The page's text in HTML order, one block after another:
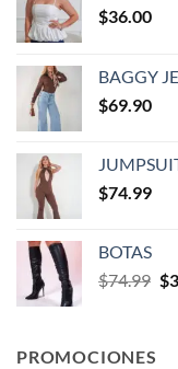
$36.00
BAGGY
$69.90
$74.99
BOTAS
$74.99 $
PROMOCIONES